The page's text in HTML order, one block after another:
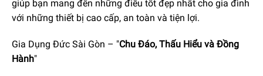
giúp bạn mang đến những điều tốt đẹp nhất cho gia đình
với những thiết bị cao cấp, an toàn và tiện lợi.
Gia Dụng Đức Sài Gòn – "Chu Đáo, Thấu Hiểu và Đồng
Hành"